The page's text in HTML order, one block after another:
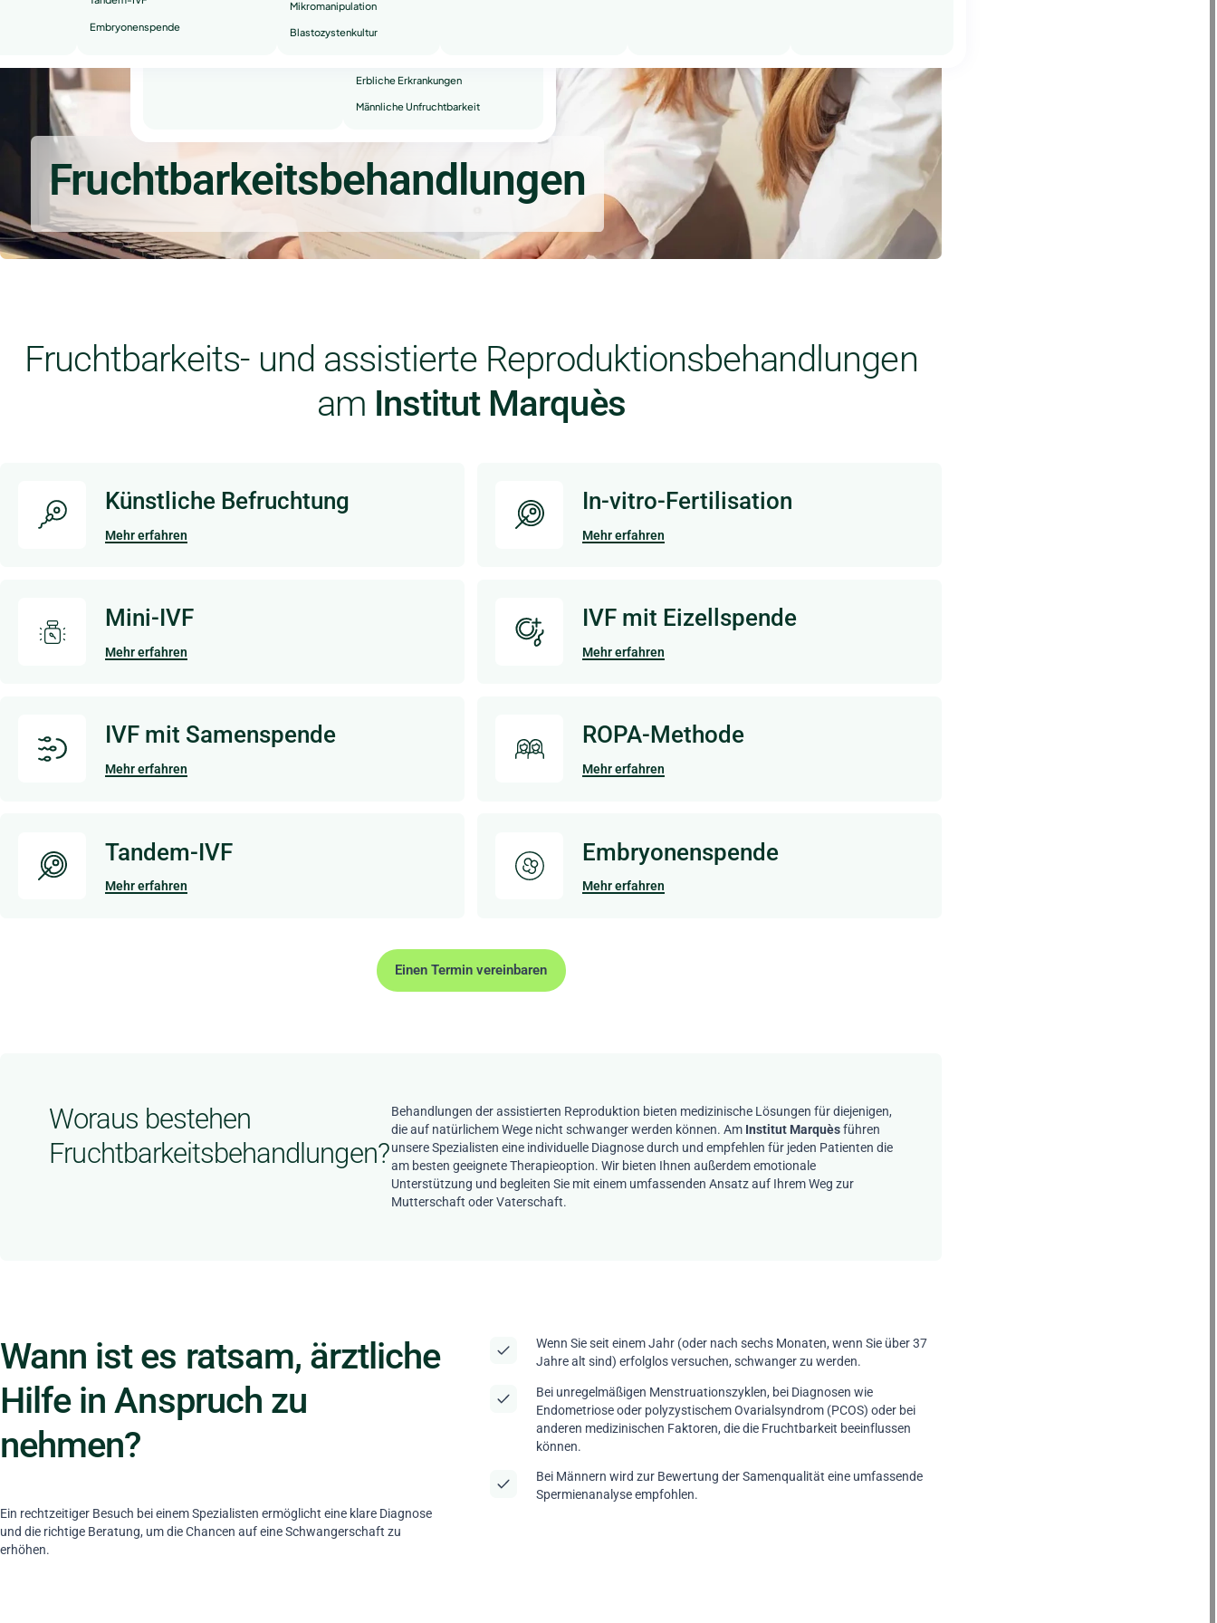
Wiederholte Fehlgeburten
Erbliche Erkrankungen
Männliche Unfruchtbarkeit
Embryonenspende
Mikromanipulation
Blastozystenkultur
Fruchtbarkeitsbehandlungen
Fruchtbarkeits- und assistierte Reproduktionsbehandlungen
am Institut Marquès
Künstliche Befruchtung
Mehr erfahren
In-vitro-Fertilisation
Mehr erfahren
Mini-IVF
Mehr erfahren
IVF mit Eizellspende
Mehr erfahren
IVF mit Samenspende
Mehr erfahren
ROPA-Methode
Mehr erfahren
Tandem-IVF
Mehr erfahren
Embryonenspende
Mehr erfahren
Einen Termin vereinbaren
Woraus bestehen
Fruchtbarkeitsbehandlungen?
Behandlungen der assistierten Reproduktion bieten medizinische Lösungen für diejenigen,
die auf natürlichem Wege nicht schwanger werden können. Am Institut Marquèsführen
unsere Spezialisten eine individuelle Diagnose durch und empfehlen für jeden Patienten die
am besten geeignete Therapieoption. Wir bieten Ihnen außerdem emotionale
Unterstützung und begleiten Sie mit einem umfassenden Ansatz auf Ihrem Weg zur
Mutterschaft oder Vaterschaft.
Wann ist es ratsam, ärztliche
Hilfe in Anspruch zu
nehmen?
Ein rechtzeitiger Besuch bei einem Spezialisten ermöglicht eine klare Diagnose
und die richtige Beratung, um die Chancen auf eine Schwangerschaft zu
erhöhen.
Wenn Sie seit einem Jahr (oder nach sechs Monaten, wenn Sie über 37
Jahre alt sind) erfolglos versuchen, schwanger zu werden.
Bei unregelmäßigen Menstruationszyklen, bei Diagnosen wie
Endometriose oder polyzystischem Ovarialsyndrom (PCOS) oder bei
anderen medizinischen Faktoren, die die Fruchtbarkeit beeinflussen
können.
Bei Männern wird zur Bewertung der Samenqualität eine umfassende
Spermienanalyse empfohlen.